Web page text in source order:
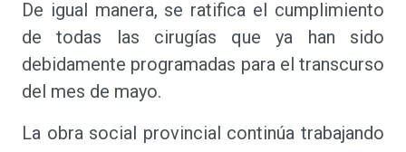
De igual manera, se ratifica el cumplimiento
de todas las cirugías que ya han sido
debidamente programadas para el transcurso
del mes de mayo.
La obra social provincial continúa trabajando